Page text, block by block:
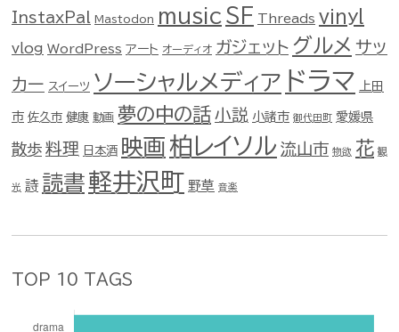
InstaxPal Mastodon music SF Threads vinyl
vlog WordPress アート オーディオ ガジェット グルメ サッ
カー スイーツ ソーシャルメディア ドラマ 上田
市 佐久市 健康 動画 夢の中の話 小説 小諸市 御代田町 愛媛県
散歩 料理 日本酒 映画 柏レイソル 流山市 物欲 花 観
光 詩 読書軽井沢町 野草 音楽
TOP 10 TAGS